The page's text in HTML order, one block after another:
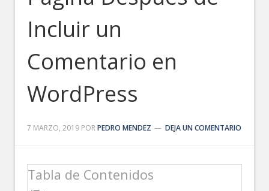
Incluir un
Comentario en
WordPress
7 MARZO, 2019 PORPEDRO MENDEZ DEJA UN COMENTARIO
Tabla de Contenidos